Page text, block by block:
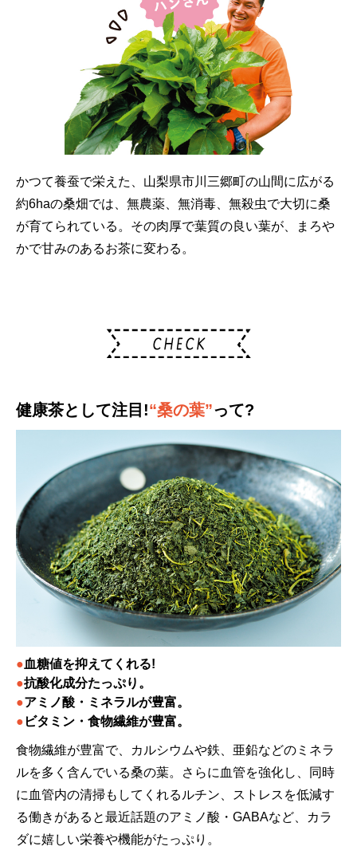
かつて養蚕で栄えた、山梨県市川三郷町の山間に広がる
約6haの桑畑では、無農薬、無消毒、無殺虫で大切に桑
が育てられている。その肉厚で葉質の良い葉が、まろや
かで甘みのあるお茶に変わる。
健康茶として注目!“桑の葉”って?
●血糖値を抑えてくれる!
●抗酸化成分たっぷり。
●アミノ酸・ミネラルが豊富。
● ビタミン・食物繊維が豊富。
食物繊維が豊富で、カルシウムや鉄、亜鉛などのミネラ
ルを多く含んでいる桑の葉。さらに血管を強化し、同時
に血管内の清掃もしてくれるルチン、ストレスを低減す
る働きがあると最近話題のアミノ酸・GABAなど、カラ
ダに嬉しい栄養や機能がたっぷり。